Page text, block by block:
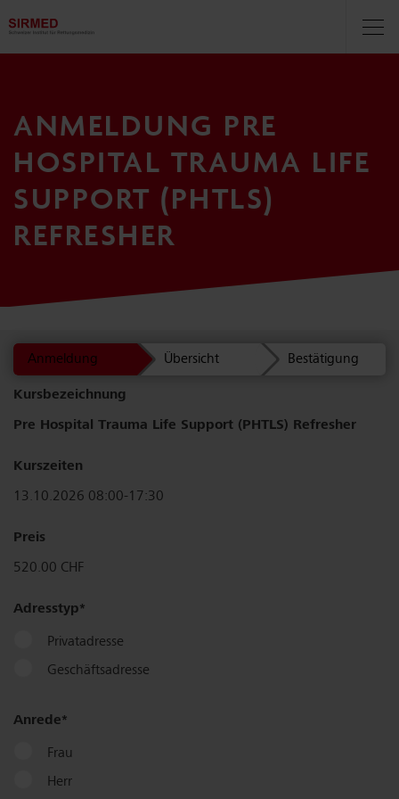
Navigationsbereich
ANMELDUNG PRE
HOSPITAL TRAUMA LIFE
SUPPORT (PHTLS)
REFRESHER
Anmeldung Übersicht Bestätigung
Kurs­bezeichnung
Pre Hospital Trauma Life Support (PHTLS) Refresher
Kurszeiten
13.10.2026 08:00-17:30
Preis
520.00 CHF
Adresstyp
Privatadresse
Geschäftsadresse
Anrede
Frau
Herr